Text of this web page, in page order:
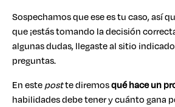
Sospechamos que ese es tu caso, así
que ¡estás tomando la decisión
algunas dudas, llegaste al sitio
preguntas.
En estepostte diremosqué hace un
habilidades debe tener y cuánto gana